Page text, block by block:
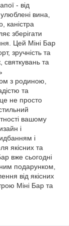
- від
вина,
каністра
зберігати
Цей Міні Бар
зручність та
святкувань та
з родиною,
та
не просто
вашому
і
і
якісних та
вже сьогодні
подарунком,
від якісних
Міні Бар та